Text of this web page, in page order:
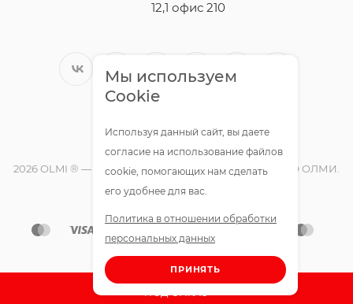
ПОД ЗАКАЗ
12,1 офис 210
2026 OLMI ® — официальный интернет-магазин ООО ОЛМИ.
Все права защищены.
Мы используем
Cookie
Используя данный сайт, вы даете
согласие на использование файлов
cookie, помогающих нам сделать
его удобнее для вас.
Политика в отношении обработки
персональных данных
ПРИНЯТЬ